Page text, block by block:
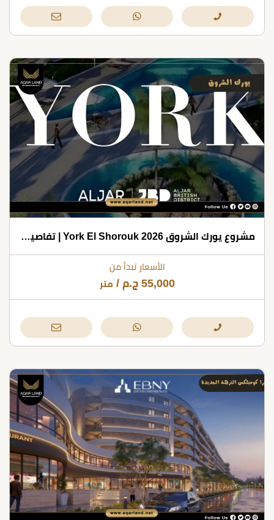
مشروع يورك الشروق 2026 York El Shorouk | تفاصيل وأسعار
الأسعار تبدأ من
55,000 ج.م / متر